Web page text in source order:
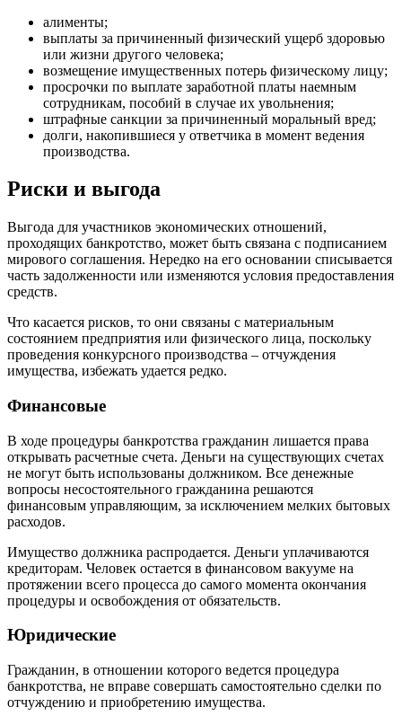
алименты;
выплаты за причиненный физический ущерб здоровью
или жизни другого человека;
возмещение имущественных потерь физическому лицу;
просрочки по выплате заработной платы наемным
сотрудникам, пособий в случае их увольнения;
штрафные санкции за причиненный моральный вред;
долги, накопившиеся у ответчика в момент ведения
производства.
Риски и выгода
Выгода для участников экономических отношений,
проходящих банкротство, может быть связана с подписанием
мирового соглашения. Нередко на его основании списывается
часть задолженности или изменяются условия предоставления
средств.
Что касается рисков, то они связаны с материальным
состоянием предприятия или физического лица, поскольку
проведения конкурсного производства – отчуждения
имущества, избежать удается редко.
Финансовые
В ходе процедуры банкротства гражданин лишается права
открывать расчетные счета. Деньги на существующих счетах
не могут быть использованы должником. Все денежные
вопросы несостоятельного гражданина решаются
финансовым управляющим, за исключением мелких бытовых
расходов.
Имущество должника распродается. Деньги уплачиваются
кредиторам. Человек остается в финансовом вакууме на
протяжении всего процесса до самого момента окончания
процедуры и освобождения от обязательств.
Юридические
Гражданин, в отношении которого ведется процедура
банкротства, не вправе совершать самостоятельно сделки по
отчуждению и приобретению имущества.